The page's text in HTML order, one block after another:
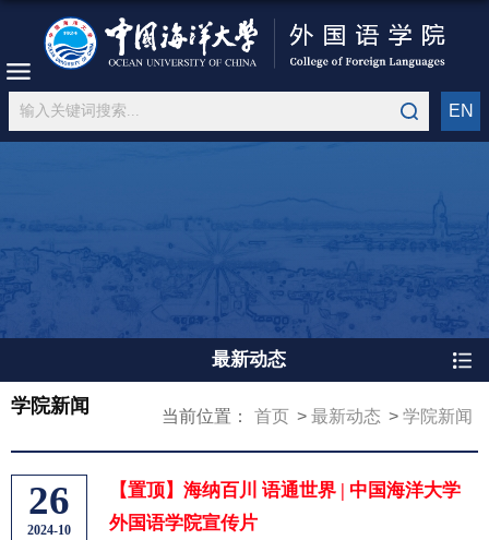
EN
最新动态
当前位置： 首页 最新动态 学院新闻
学院新闻
26
2024-10
【置顶】海纳百川 语通世界 | 中国海洋大学
外国语学院宣传片